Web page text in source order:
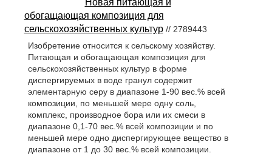
Новая питающая и
обогащающая композиция для
сельскохозяйственных культур// 2789443
Изобретение относится к сельскому хозяйству.
Питающая и обогащающая композиция для
сельскохозяйственных культур в форме
диспергируемых в воде гранул содержит
элементарную серу в диапазоне 1-90 вес.% всей
композиции, по меньшей мере одну соль,
комплекс, производное бора или их смеси в
диапазоне 0,1-70 вес.% всей композиции и по
меньшей мере одно диспергирующее вещество в
диапазоне от 1 до 30 вес.% всей композиции.